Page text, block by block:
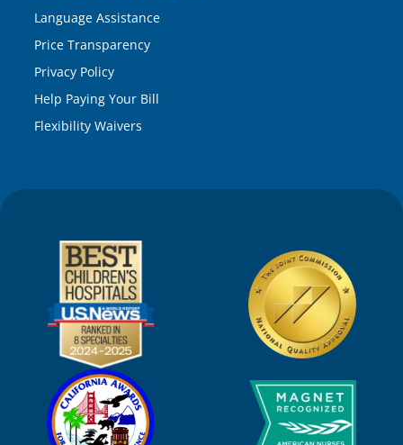
Language Assistance
Price Transparency
Privacy Policy
Help Paying Your Bill
Flexibility Waivers